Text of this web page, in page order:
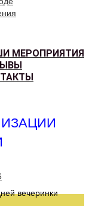
МЕРОПРИЯТИЯ
вечеринки